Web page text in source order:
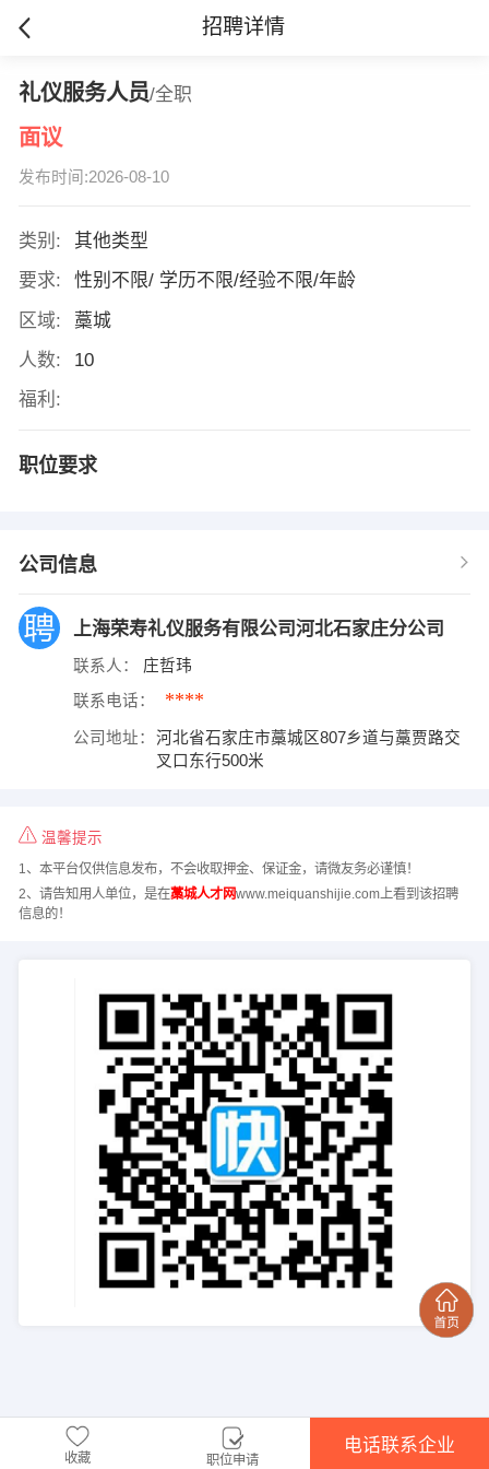
招聘详情
礼仪服务人员/全职
面议
发布时间:2026-08-10
类别:
其他类型
要求:
性别不限/ 学历不限/经验不限/年龄
区域:
藁城
人数:
10
福利:
职位要求
公司信息
上海荣寿礼仪服务有限公司河北石家庄分公司
联系人： 庄哲玮
联系电话： ****
公司地址：
河北省石家庄市藁城区807乡道与藁贾路交
叉口东行500米
温馨提示
1、本平台仅供信息发布，不会收取押金、保证金，请微友务必谨慎！
2、请告知用人单位，是在藁城人才网www.meiquanshijie.com上看到该招聘
信息的！
收藏 职位申请
电话联系企业